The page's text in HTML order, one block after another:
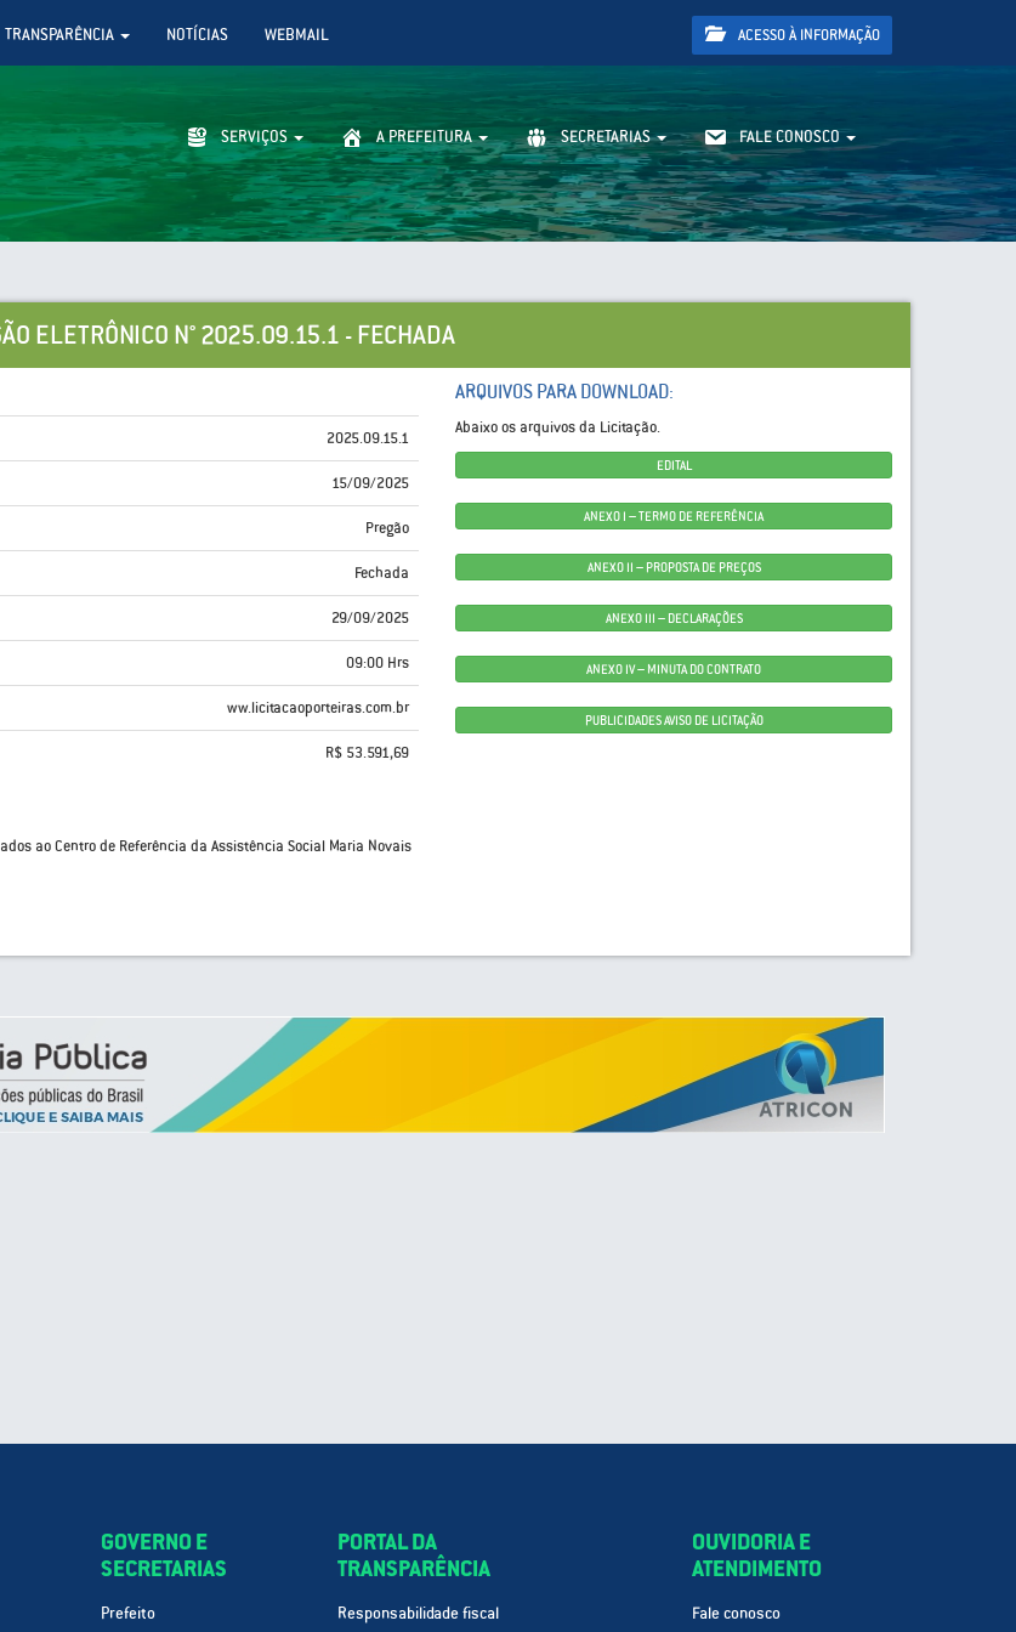
TRANSPARÊNCIA NOTÍCIAS WEBMAIL ACESSO À INFORMAÇÃO
SERVIÇOS A PREFEITURA SECRETARIAS FALE CONOSCO
ELETRÔNICO N° 2025.09.15.1 - FECHADA
2025.09.15.1
15/09/2025
Pregão
Fechada
29/09/2025
09:00 Hrs
ww.licitacaoporteiras.com.br
R$ 53.591,69
ao Centro de Referência da Assistência Social Maria Novais
ARQUIVOS PARA DOWNLOAD:
Abaixo os arquivos da Licitação.
EDITAL
ANEXO I – TERMO DE REFERÊNCIA
ANEXO II – PROPOSTA DE PREÇOS
ANEXO III – DECLARAÇÕES
ANEXO IV – MINUTA DO CONTRATO
PUBLICIDADES AVISO DE LICITAÇÃO
GOVERNO E
SECRETARIAS
Prefeito
PORTAL DA
TRANSPARÊNCIA
Responsabilidade fiscal
OUVIDORIA E
ATENDIMENTO
Fale conosco